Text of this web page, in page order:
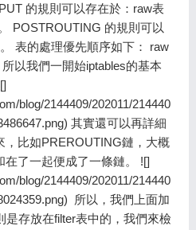
的規則可以存在於：raw表
POSTROUTING 的規則可以
表的處理優先順序如下： raw
以我們一開始iptables的基本
blog/2144409/202011/214440
其實還可以再詳細
，比如PREROUTING鏈，大概
了一起便成了一條鏈。 ![]
blog/2144409/202011/214440
所以，我們上面加
是存放在filter表中的，我們來檢